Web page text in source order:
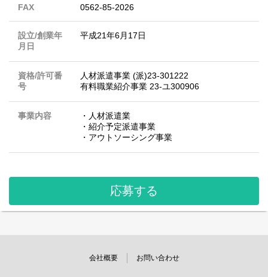
FAX 0562-85-2026
設立/創業年
月日
平成21年6月17日
資格/許可番
号
人材派遣事業 (派)23-301222
有料職業紹介事業 23-ユ300906
事業内容
・人材派遣業
・紹介予定派遣事業
・アウトソーシング事業
応募する
会社概要 お問い合わせ